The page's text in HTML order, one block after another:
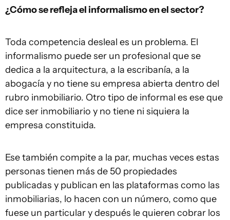
¿Cómo se refleja el informalismo en el sector?
Toda competencia desleal es un problema. El
informalismo puede ser un profesional que se
dedica a la arquitectura, a la escribanía, a la
abogacía y no tiene su empresa abierta dentro del
rubro inmobiliario. Otro tipo de informal es ese que
dice ser inmobiliario y no tiene ni siquiera la
empresa constituida.
Ese también compite a la par, muchas veces estas
personas tienen más de 50 propiedades
publicadas y publican en las plataformas como las
inmobiliarias, lo hacen con un número, como que
fuese un particular y después le quieren cobrar los